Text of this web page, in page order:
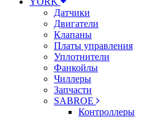
Датчики
Двигатели
Клапаны
Платы управления
Уплотнители
Фанкойлы
Чиллеры
Запчасти
SABROE
Контроллеры